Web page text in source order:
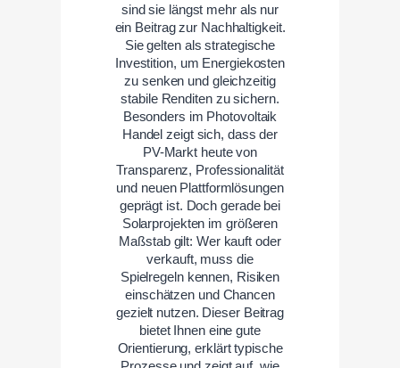
sind sie längst mehr als nur
ein Beitrag zur Nachhaltigkeit.
Sie gelten als strategische
Investition, um Energiekosten
zu senken und gleichzeitig
stabile Renditen zu sichern.
Besonders im Photovoltaik
Handel zeigt sich, dass der
PV-Markt heute von
Transparenz, Professionalität
und neuen Plattformlösungen
geprägt ist. Doch gerade bei
Solarprojekten im größeren
Maßstab gilt: Wer kauft oder
verkauft, muss die
Spielregeln kennen, Risiken
einschätzen und Chancen
gezielt nutzen. Dieser Beitrag
bietet Ihnen eine gute
Orientierung, erklärt typische